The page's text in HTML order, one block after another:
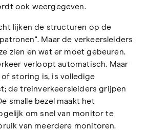
ook weergegeven.
lijken de structuren op de
Maar de verkeersleiders
zien en wat er moet gebeuren.
verloopt automatisch. Maar
storing is, is volledige
de treinverkeersleiders grijpen
smalle bezel maakt het
om snel van monitor te
van meerdere monitoren.